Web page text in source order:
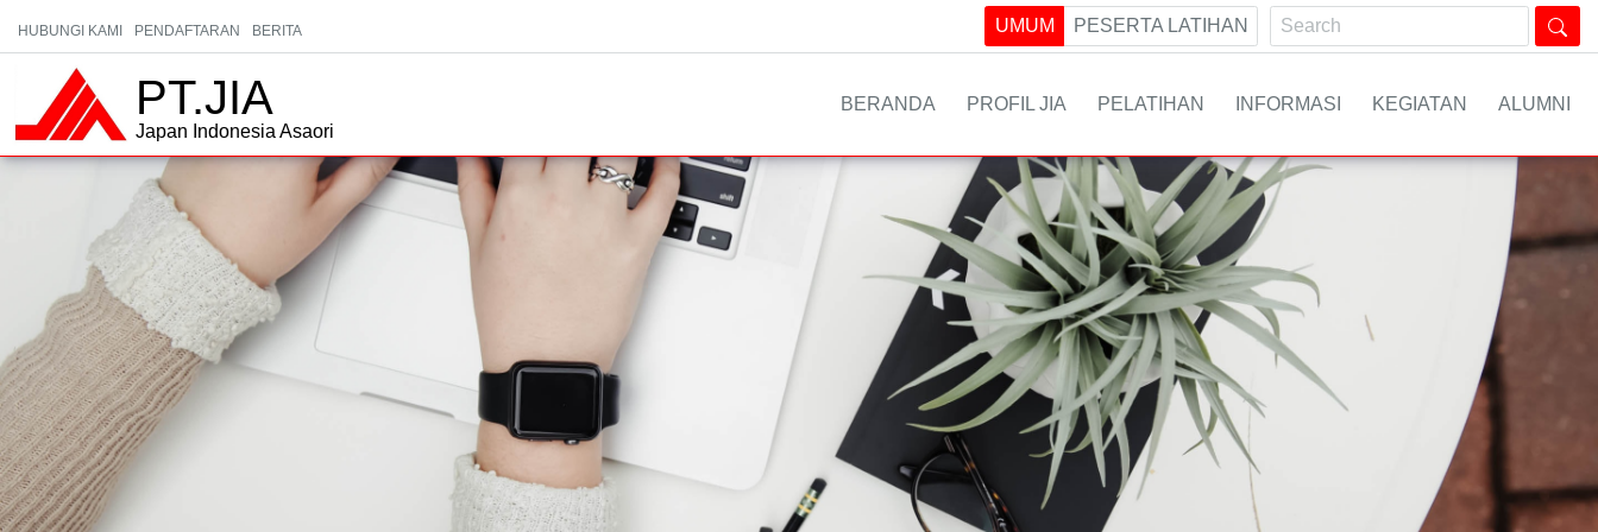
HUBUNGI KAMI PENDAFTARAN BERITA UMUM PESERTA LATIHAN
PT.JIA
Japan Indonesia Asaori
BERANDA PROFIL JIA PELATIHAN INFORMASI KEGIATAN ALUMNI